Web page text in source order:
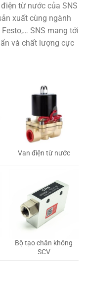
từ nước của SNS
xuất cùng ngành
SNS mang tới
và chất lượng cực
Van điện từ nước
Bộ tạo chân không
SCV